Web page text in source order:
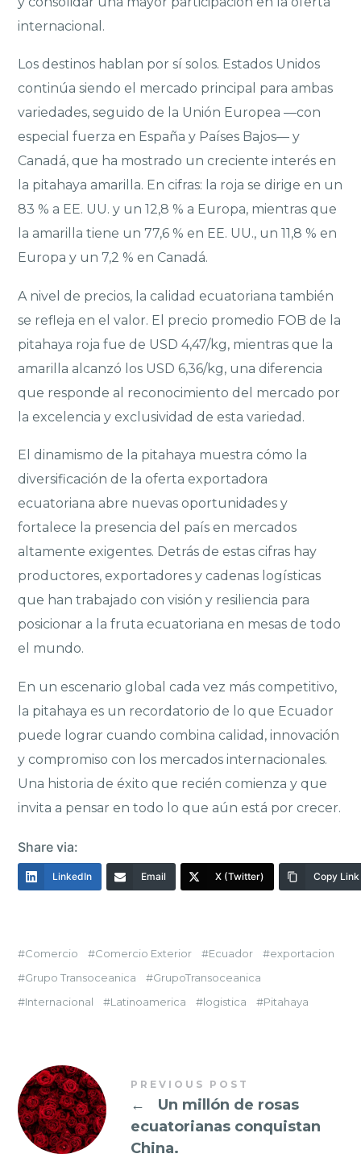
internacional.
Los destinos hablan por sí solos. Estados Unidos
continúa siendo el mercado principal para ambas
variedades, seguido de la Unión Europea —con
especial fuerza en España y Países Bajos— y
Canadá, que ha mostrado un creciente interés en
la pitahaya amarilla. En cifras: la roja se dirige en un
83 % a EE. UU. y un 12,8 % a Europa, mientras que
la amarilla tiene un 77,6 % en EE. UU., un 11,8 % en
Europa y un 7,2 % en Canadá.
A nivel de precios, la calidad ecuatoriana también
se refleja en el valor. El precio promedio FOB de la
pitahaya roja fue de USD 4,47/kg, mientras que la
amarilla alcanzó los USD 6,36/kg, una diferencia
que responde al reconocimiento del mercado por
la excelencia y exclusividad de esta variedad.
El dinamismo de la pitahaya muestra cómo la
diversificación de la oferta exportadora
ecuatoriana abre nuevas oportunidades y
fortalece la presencia del país en mercados
altamente exigentes. Detrás de estas cifras hay
productores, exportadores y cadenas logísticas
que han trabajado con visión y resiliencia para
posicionar a la fruta ecuatoriana en mesas de todo
el mundo.
En un escenario global cada vez más competitivo,
la pitahaya es un recordatorio de lo que Ecuador
puede lograr cuando combina calidad, innovación
y compromiso con los mercados internacionales.
Una historia de éxito que recién comienza y que
invita a pensar en todo lo que aún está por crecer.
Share via:
LinkedIn Email X (Twitter) Copy Link
Comercio Comercio Exterior Ecuador
exportacion
Grupo Transoceanica
GrupoTransoceanica
Internacional
Latinoamerica logistica Pitahaya
PREVIOUS POST
←
Un millón de rosas
ecuatorianas conquistan
China.